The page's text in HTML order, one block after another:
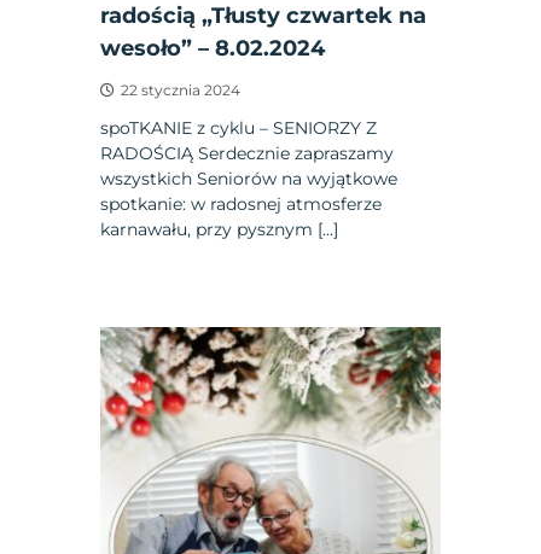
radością „Tłusty czwartek na
wesoło” – 8.02.2024
22 stycznia 2024
spoTKANIE z cyklu – SENIORZY Z
RADOŚCIĄ Serdecznie zapraszamy
wszystkich Seniorów na wyjątkowe
spotkanie: w radosnej atmosferze
karnawału, przy pysznym […]